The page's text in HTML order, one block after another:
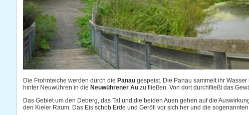
Die Frohnteiche werden durch die Panaugespeist. Die Panau sammelt ihr
hinter Neuwühren in die Neuwührener Auzu fließen. Von dort durchfließt das
Das Gebiet um den Deberg, das Tal und die beiden Auen gehen auf die
den Kieler Raum. Das Eis schob Erde und Geröll vor sich her und die